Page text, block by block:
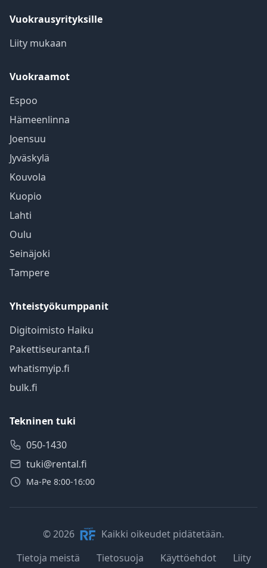
Vuokrausyrityksille
Liity mukaan
Vuokraamot
Espoo
Hämeenlinna
Joensuu
Jyväskylä
Kouvola
Kuopio
Lahti
Oulu
Seinäjoki
Tampere
Yhteistyökumppanit
Digitoimisto Haiku
Pakettiseuranta.fi
whatismyip.fi
bulk.fi
Tekninen tuki
050-1430
tuki@rental.fi
Ma-Pe 8:00-16:00
© 2026
Kaikki oikeudet pidätetään.
Tietoja meistä
Tietosuoja Käyttöehdot
Liity